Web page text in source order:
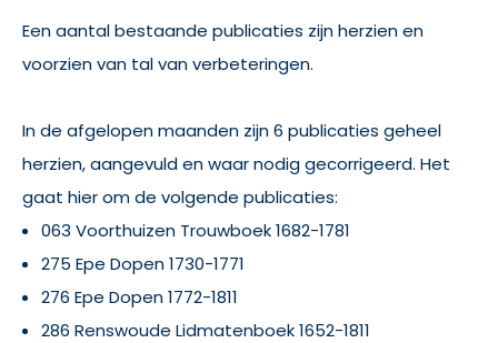
Een aantal bestaande publicaties zijn herzien en
voorzien van tal van verbeteringen.
In de afgelopen maanden zijn 6 publicaties geheel
herzien, aangevuld en waar nodig gecorrigeerd. Het
gaat hier om de volgende publicaties:
063 Voorthuizen Trouwboek 1682-1781
275 Epe Dopen 1730-1771
276 Epe Dopen 1772-1811
286 Renswoude Lidmatenboek 1652-1811